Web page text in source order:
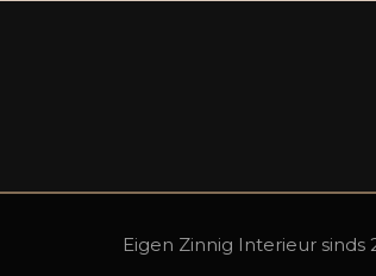
Eigen Zinnig Interieur sinds